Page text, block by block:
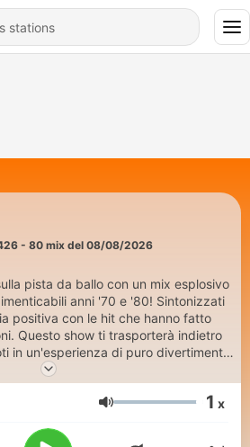
- 80 mix del 08/08/2026
pista da ballo con un mix esplosivo
anni '70 e '80! Sintonizzati
positiva con le hit che hanno fatto
Questo show ti trasporterà indietro
in un'esperienza di puro divertimento
i tuoi piedi al suono delle canzoni
gli anni della disco e della dance!
Volume 1 x